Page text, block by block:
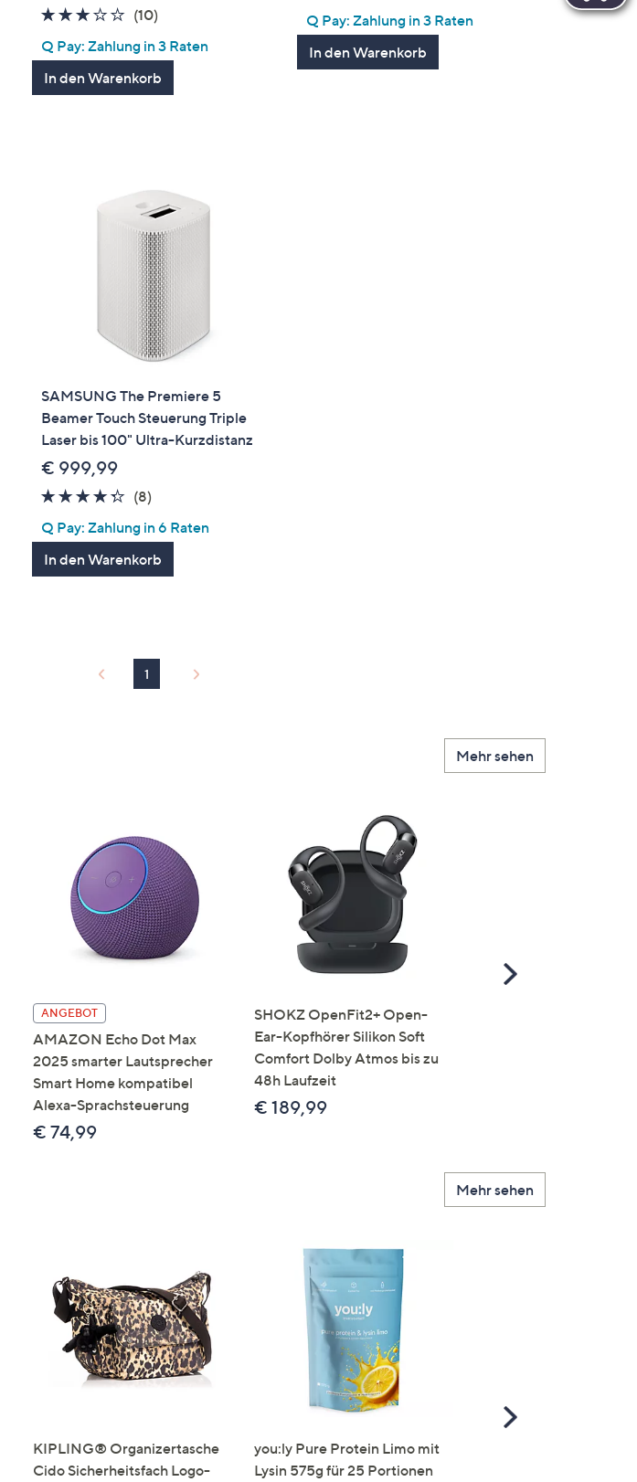
2.8
5
(10)
Q Pay: Zahlung in 3 Raten
In den Warenkorb
5
Q Pay: Zahlung in 3 Raten
In den Warenkorb
SAMSUNG The Premiere 5
Beamer Touch Steuerung Triple
Laser bis 100" Ultra-Kurzdistanz
€ 999,99
4.2
5
(8)
Q Pay: Zahlung in 6 Raten
In den Warenkorb
1
Mehr sehen
ANGEBOT
AMAZON Echo Dot Max
2025 smarter Lautsprecher
Smart Home kompatibel
Alexa-Sprachsteuerung
€ 74,99
SHOKZ OpenFit2+ Open-
Ear-Kopfhörer Silikon Soft
Comfort Dolby Atmos bis zu
48h Laufzeit
€ 189,99
Scroll
Mehr sehen
KIPLING® Organizertasche
Cido Sicherheitsfach Logo-
you:ly Pure Protein Limo mit
Lysin 575g für 25 Portionen
Scroll